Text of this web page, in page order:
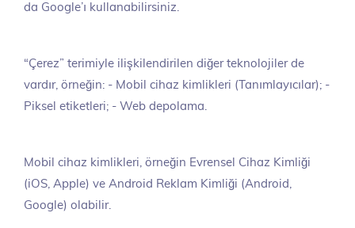
da Google’ı kullanabilirsiniz.
“Çerez” terimiyle ilişkilendirilen diğer teknolojiler de
vardır, örneğin: - Mobil cihaz kimlikleri (Tanımlayıcılar); -
Piksel etiketleri; - Web depolama.
Mobil cihaz kimlikleri, örneğin Evrensel Cihaz Kimliği
(iOS, Apple) ve Android Reklam Kimliği (Android,
Google) olabilir.